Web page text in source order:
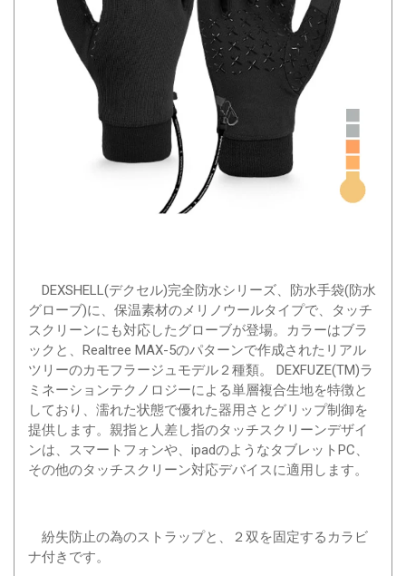
DEXSHELL(デクセル)完全防水シリーズ、防水手袋(防水
グローブ)に、保温素材のメリノウールタイプで、タッチ
スクリーンにも対応したグローブが登場。カラーはブラ
ックと、Realtree MAX-5のパターンで作成されたリアル
ツリーのカモフラージュモデル２種類。 DEXFUZE(TM)ラ
ミネーションテクノロジーによる単層複合生地を特徴と
しており、濡れた状態で優れた器用さとグリップ制御を
提供します。親指と人差し指のタッチスクリーンデザイ
ンは、スマートフォンや、ipadのようなタブレットPC、
その他のタッチスクリーン対応デバイスに適用します。
紛失防止の為のストラップと、２双を固定するカラビ
ナ付きです。